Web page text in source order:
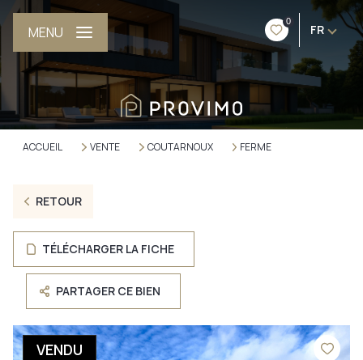
0
FR
MENU
ACCUEIL VENTE COUTARNOUX FERME
RETOUR
TÉLÉCHARGER LA FICHE
PARTAGER CE BIEN
VENDU